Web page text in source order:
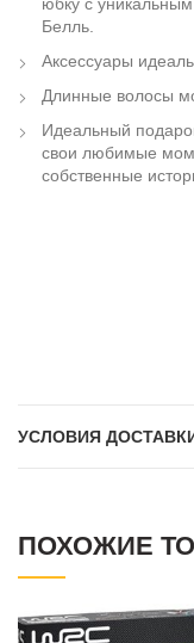
юбку с
Белль.
Аксессуары
Длинные волосы
Идеальный
свои любимые
собственные
УСЛОВИЯ
ПОХОЖИЕ